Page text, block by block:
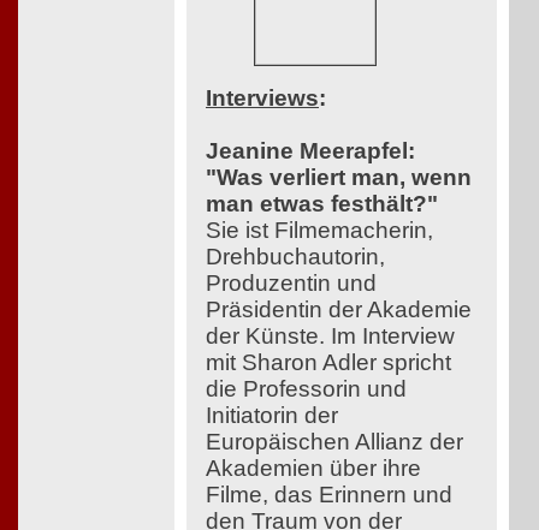
Interviews:
Jeanine Meerapfel:
"Was verliert man, wenn
man etwas festhält?"
Sie ist Filmemacherin,
Drehbuchautorin,
Produzentin und
Präsidentin der Akademie
der Künste. Im Interview
mit Sharon Adler spricht
die Professorin und
Initiatorin der
Europäischen Allianz der
Akademien über ihre
Filme, das Erinnern und
den Traum von der